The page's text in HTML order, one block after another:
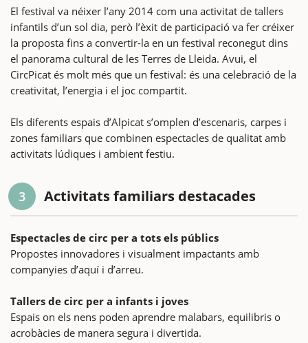
El festival va néixer l’any 2014 com una activitat de tallers
infantils d’un sol dia, però l’èxit de participació va fer créixer
la proposta fins a convertir-la en un festival reconegut dins
el panorama cultural de les Terres de Lleida. Avui, el
CircPicat és molt més que un festival: és una celebració de la
creativitat, l’energia i el joc compartit.
Els diferents espais d’Alpicat s’omplen d’escenaris, carpes i
zones familiars que combinen espectacles de qualitat amb
activitats lúdiques i ambient festiu.
3 Activitats familiars destacades
Espectacles de circ per a tots els públics
Propostes innovadores i visualment impactants amb
companyies d’aquí i d’arreu.
Tallers de circ per a infants i joves
Espais on els nens poden aprendre malabars, equilibris o
acrobàcies de manera segura i divertida.